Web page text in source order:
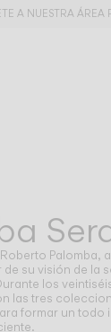
A NUESTRA ÁREA
SERAFINI
Palomba,
de su visión de
los
las tres
formar un